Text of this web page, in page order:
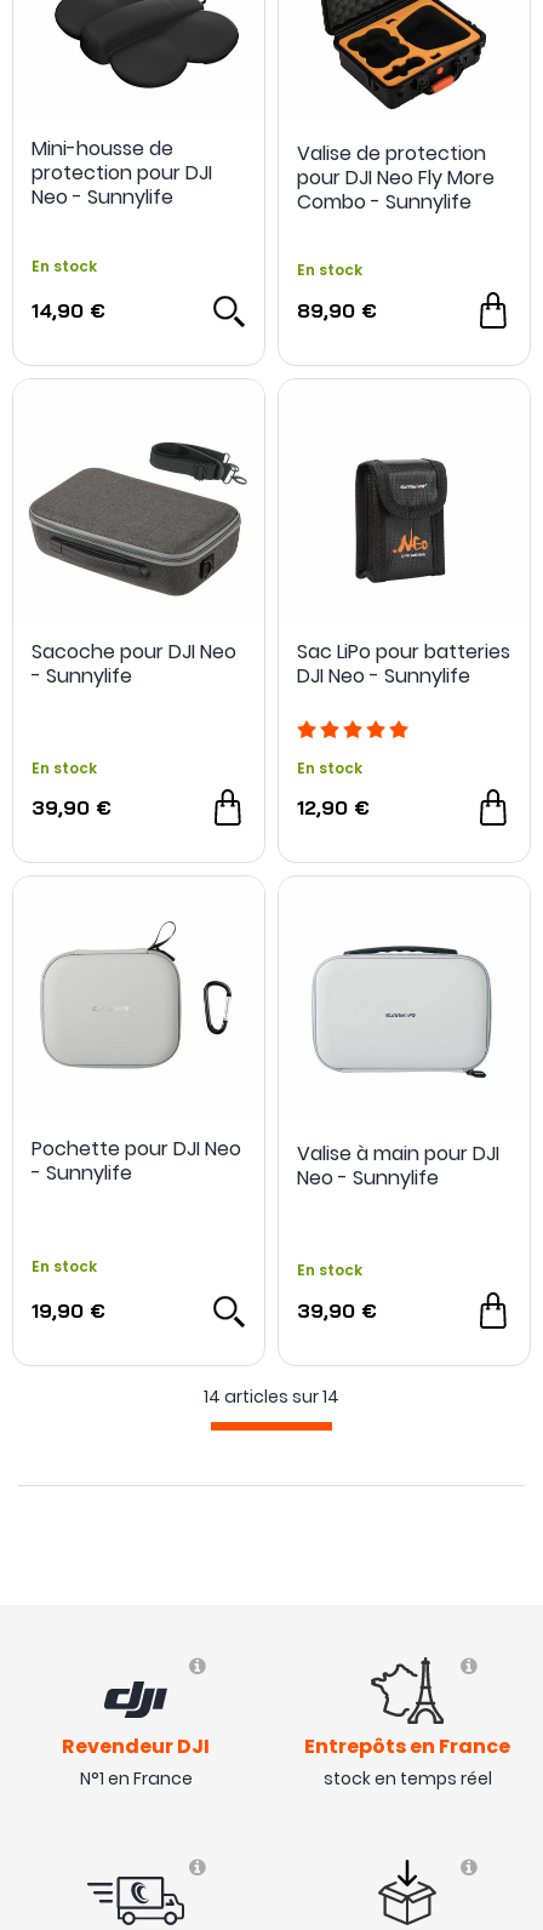
Mini-housse de
protection pour DJI
Neo - Sunnylife
En stock
14,90 €
Valise de protection
pour DJI Neo Fly More
Combo - Sunnylife
En stock
89,90 €
Sacoche pour DJI Neo
- Sunnylife
En stock
39,90 €
Sac LiPo pour batteries
DJI Neo - Sunnylife
En stock
12,90 €
Pochette pour DJI Neo
- Sunnylife
En stock
19,90 €
Valise à main pour DJI
Neo - Sunnylife
En stock
39,90 €
14 articles sur14
Revendeur DJI
N°1 en France
Entrepôts en France
stock en temps réel